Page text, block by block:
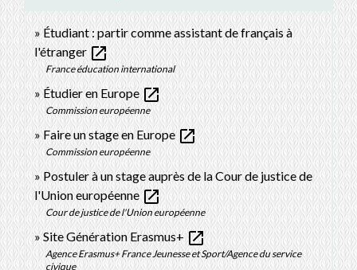
Étudiant : partir comme assistant de français à
l'étrangeropen_in_new
France éducation international
Étudier en Europeopen_in_new
Commission européenne
Faire un stage en Europe open_in_new
Commission européenne
Postuler à un stage auprès de la Cour de justice de
l'Union européenneopen_in_new
Cour de justice de l'Union européenne
Site Génération Erasmus+ open_in_new
Agence Erasmus+ France Jeunesse et Sport/Agence du service
civique